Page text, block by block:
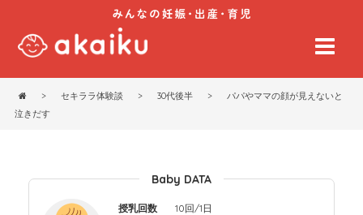
> セキララ体験談 > 30代後半 >
パパやママの顔が見えないと
泣きだす
Baby DATA
授乳回数
10回/1日